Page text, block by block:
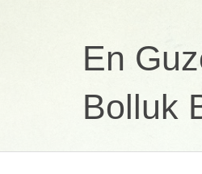
En
Bolluk